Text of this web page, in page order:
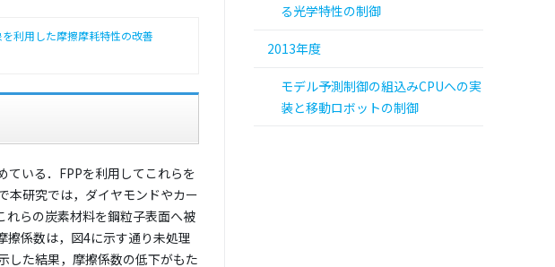
利用した摩擦摩耗特性の改善
ている．FPPを利用してこれらを
本研究では，ダイヤモンドやカー
れらの炭素材料を鋼粒子表面へ被
擦係数は，図4に示す通り未処理
した結果，摩擦係数の低下がもた
る光学特性の制御
2013年度
モデル予測制御の組込みCPUへの実
装と移動ロボットの制御